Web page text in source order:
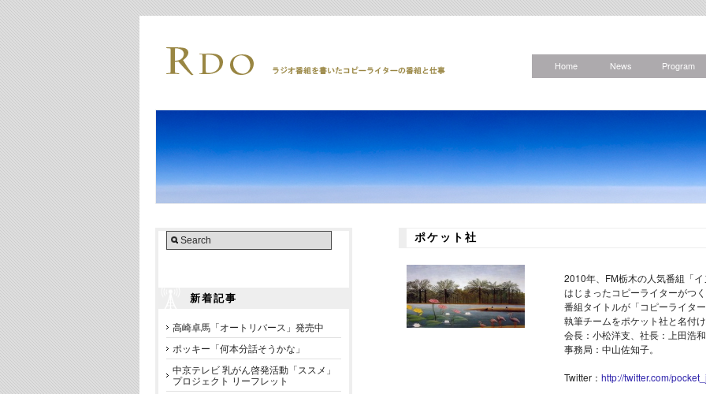
Home News Program
新着記事
高崎卓馬「オートリバース」発売中
ポッキー「何本分話そうかな」
中京テレビ 乳がん啓発活動「ススメ」
プロジェクト リーフレット
ポケット社
2010年、FM栃木の人気番組「
はじまったコピーライターがつ
番組タイトルが「コピーライタ
執筆チームをポケット社と名付
会長：小松洋支、社長：上田浩
事務局：中山佐知子。
Twitter： http://twitter.com/